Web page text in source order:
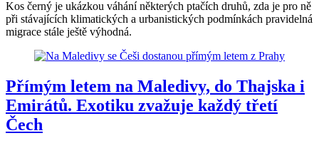
Kos černý je ukázkou váhání některých ptačích druhů, zda je pro ně
při stávajících klimatických a urbanistických podmínkách pravidelná
migrace stále ještě výhodná.
Přímým letem na Maledivy, do Thajska i
Emirátů. Exotiku zvažuje každý třetí
Čech